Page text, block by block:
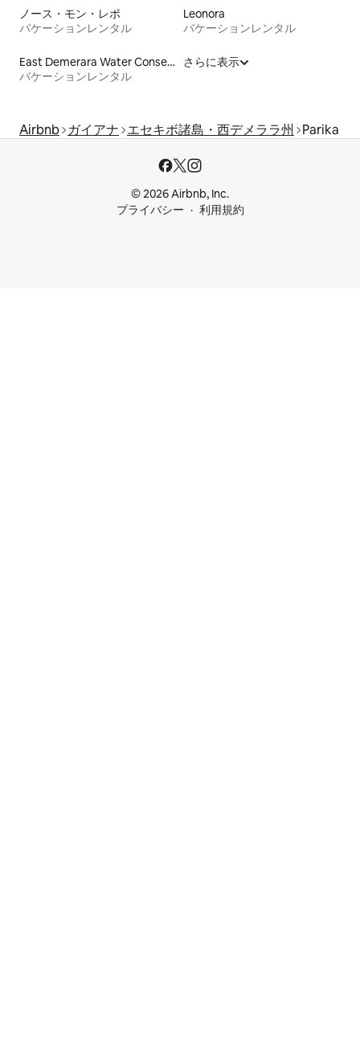
ノース・モン・レポ
バケーションレンタル
Leonora
バケーションレンタル
East Demerara Water Conservancy
バケーションレンタル
さらに表示
Airbnb ガイアナ エセキボ諸島・西デメララ州 Parika
© 2026 Airbnb, Inc.
プライバシー
利用規約